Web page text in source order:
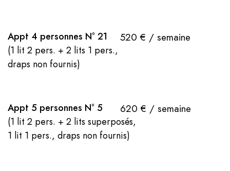
Appt 4 personnes N° 21 520 € / semaine
(1 lit 2 pers. + 2 lits 1 pers.,
draps non fournis)
Appt 5 personnes N° 5 620 € / semaine
(1 lit 2 pers. + 2 lits superposés,
1 lit 1 pers., draps non fournis)